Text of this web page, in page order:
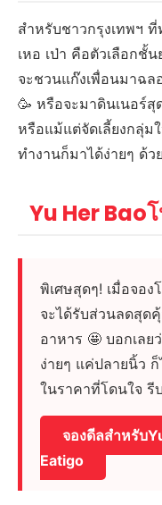
สำหรับชาวกรุงเทพฯ ที่
เหอ เป่า คือตัวเลือกชั้
จะชวนแก๊งเพื่อนมาฉล
🥳 หรือจะมาดินเนอร์สุ
หรือแม้แต่จัดเลี้ยงกลุ่ม
ทำงานก็มาได้ง่ายๆ ด้ว
Yu Her Bao
พิเศษสุดๆ! เมื่อจอ
จะได้รับส่วนลดสุด
อาหาร 🤩 บอกเลย
ง่ายๆ แค่ปลายนิ้ว
ในราคาที่โดนใจ รี
จองดีลสำหรับ
Eatigo